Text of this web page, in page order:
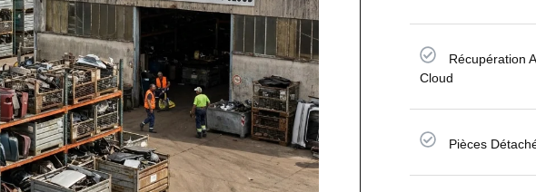
Récupération
Cloud
Pièces